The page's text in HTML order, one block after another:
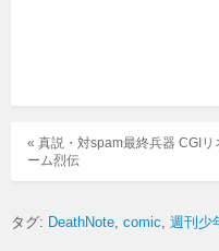
« 真説・対spam最終兵器 CGIリ
ーム烈伝
タグ: DeathNote comic 週刊少